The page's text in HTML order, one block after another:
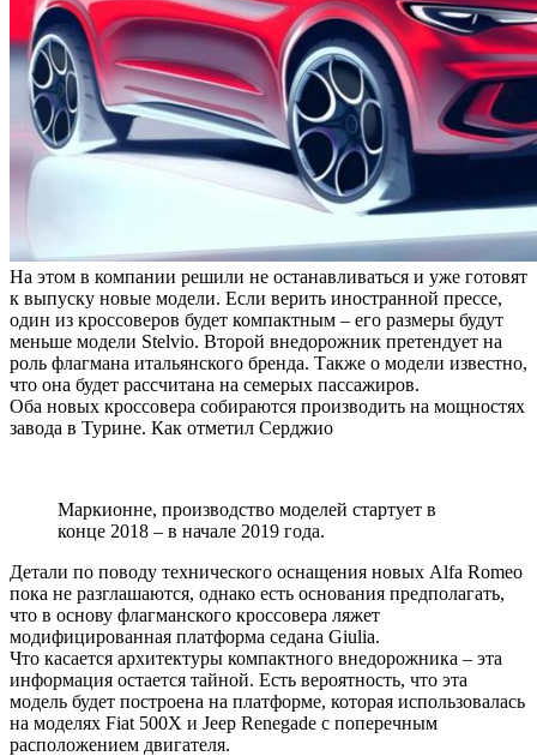
На этом в компании решили не останавливаться и уже готовят
к выпуску новые модели. Если верить иностранной прессе,
один из кроссоверов будет компактным – его размеры будут
меньше модели Stelvio. Второй внедорожник претендует на
роль флагмана итальянского бренда. Также о модели известно,
что она будет рассчитана на семерых пассажиров.
Оба новых кроссовера собираются производить на мощностях
завода в Турине. Как отметил Серджио
Маркионне, производство моделей стартует в
конце 2018 – в начале 2019 года.
Детали по поводу технического оснащения новых Alfa Romeo
пока не разглашаются, однако есть основания предполагать,
что в основу флагманского кроссовера ляжет
модифицированная платформа седана Giulia.
Что касается архитектуры компактного внедорожника – эта
информация остается тайной. Есть вероятность, что эта
модель будет построена на платформе, которая использовалась
на моделях Fiat 500X и Jeep Renegade c поперечным
расположением двигателя.